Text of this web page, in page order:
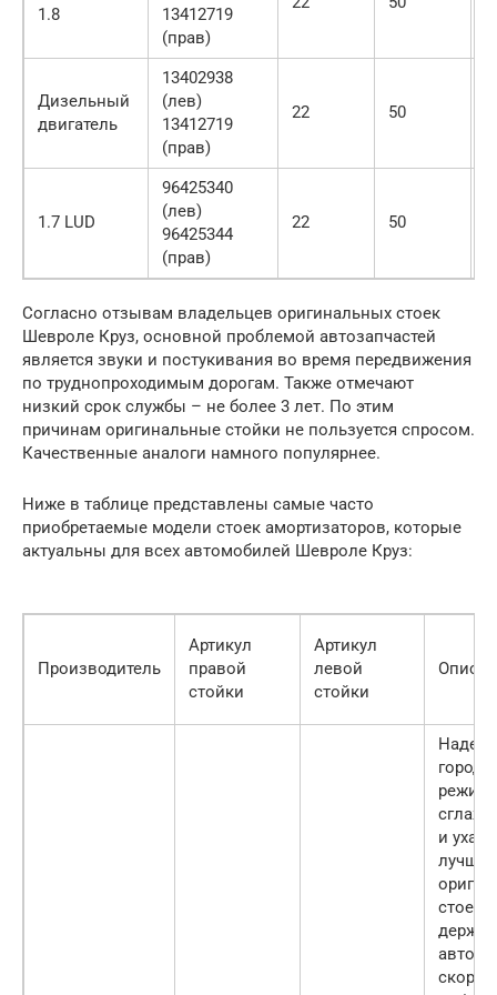
1.8
13412719
(прав)
Дизельный
двигатель
13402938
(лев)
13412719
(прав)
22 50
1.7 LUD
96425340
(лев)
96425344
(прав)
22 50
Согласно отзывам владельцев оригинальных стоек
Шевроле Круз, основной проблемой автозапчастей
является звуки и постукивания во время передвижения
по труднопроходимым дорогам. Также отмечают
низкий срок службы – не более 3 лет. По этим
причинам оригинальные стойки не пользуется спросом.
Качественные аналоги намного популярнее.
Ниже в таблице представлены самые часто
приобретаемые модели стоек амортизаторов, которые
актуальны для всех автомобилей Шевроле Круз:
Производитель
Артикул
правой
стойки
Артикул
левой
стойки
и
лучше
стоек.
держат